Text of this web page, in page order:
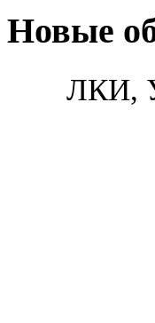
Новые
ЛКИ,